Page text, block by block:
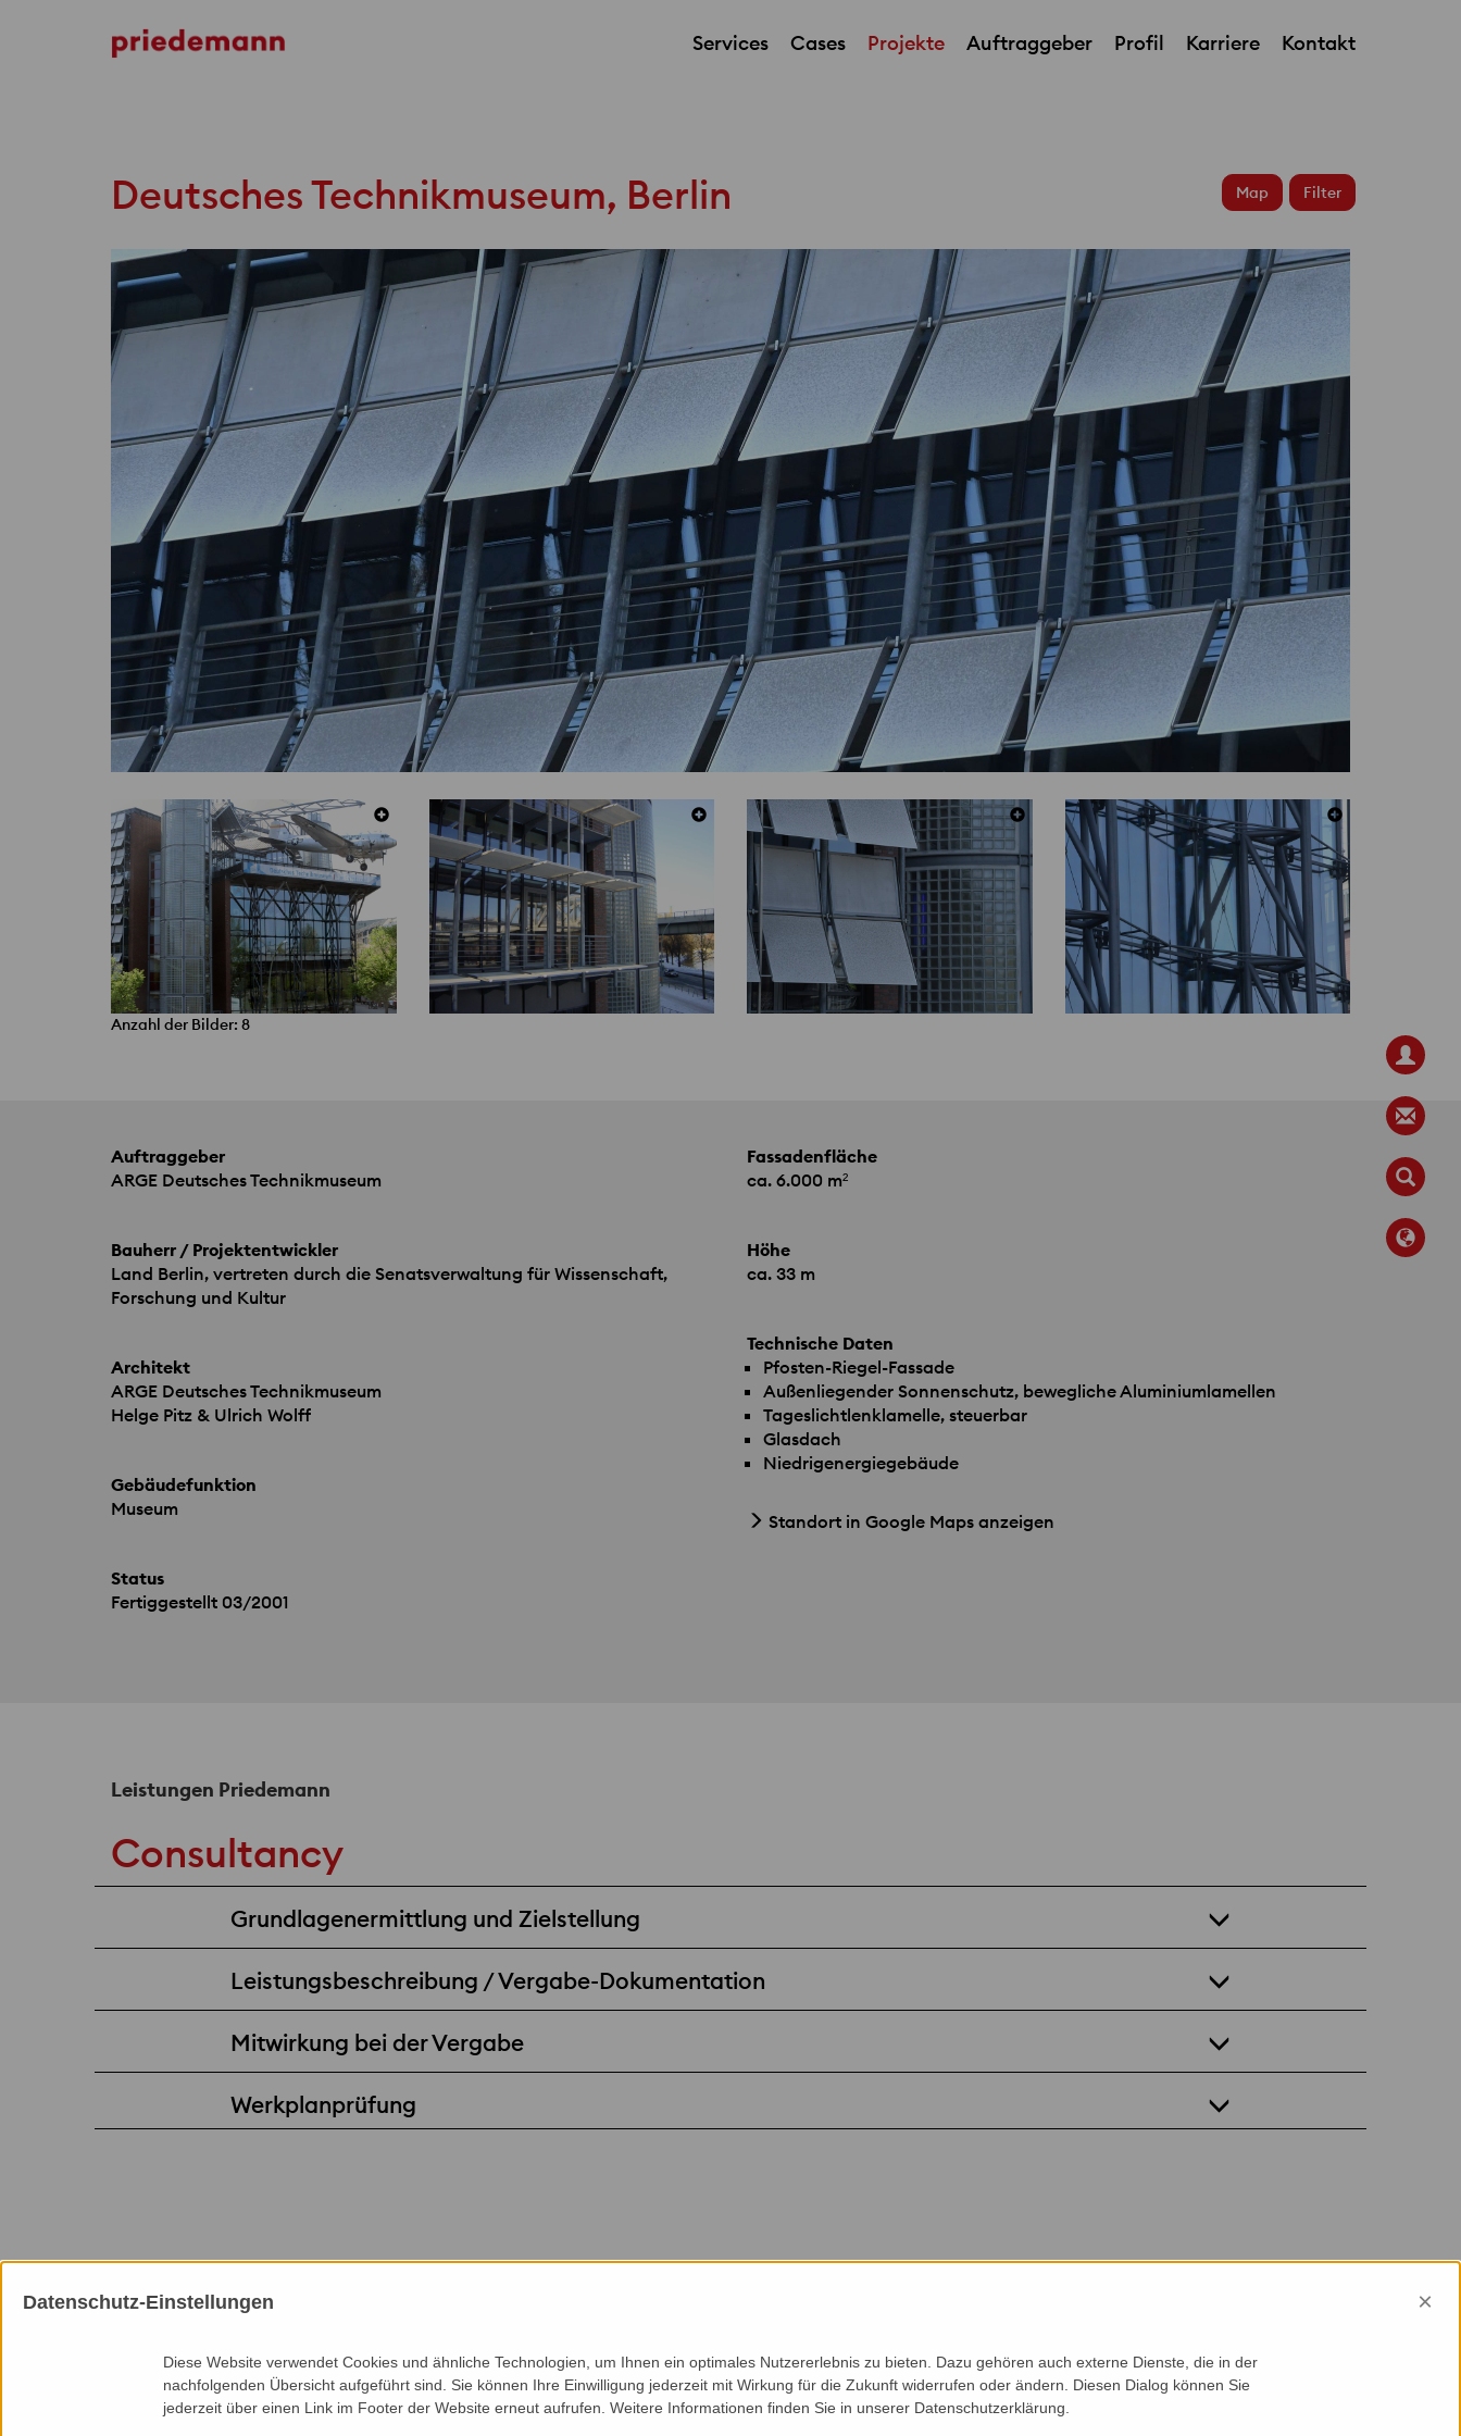
Services Cases Projekte Auftraggeber Profil Karriere Kontakt
DESTINI Deutschlandhaus
Deutsches Technikmuseum, Berlin Map Filter
Anzahl der Bilder: 8
Auftraggeber
ARGE Deutsches Technikmuseum
Bauherr / Projektentwickler
Land Berlin, vertreten durch die Senatsverwaltung für Wissenschaft,
Forschung und Kultur
Architekt
ARGE Deutsches Technikmuseum
Helge Pitz & Ulrich Wolff
Gebäudefunktion
Museum
Status
Fertiggestellt 03/2001
Fassadenfläche
ca. 6.000 m²
Höhe
ca. 33 m
Technische Daten
Pfosten-Riegel-Fassade
Außenliegender Sonnenschutz, bewegliche Aluminiumlamellen
Tageslichtlenklamelle, steuerbar
Glasdach
Niedrigenergiegebäude
Standort in Google Maps anzeigen
Leistungen Priedemann
Consultancy
Grundlagenermittlung und Zielstellung
Leistungsbeschreibung / Vergabe-Dokumentation
Mitwirkung bei der Vergabe
Werkplanprüfung
Mitgliedschaften
Datenschutz-Einstellungen ×
Diese Website verwendet Cookies und ähnliche Technologien, um Ihnen ein optimales Nutzererlebnis zu bieten. Dazu gehören auch externe Dienste, die in der
nachfolgenden Übersicht aufgeführt sind. Sie können Ihre Einwilligung jederzeit mit Wirkung für die Zukunft widerrufen oder ändern. Diesen Dialog können Sie
jederzeit über einen Link im Footer der Website erneut aufrufen. Weitere Informationen finden Sie in unserer Datenschutzerklärung.